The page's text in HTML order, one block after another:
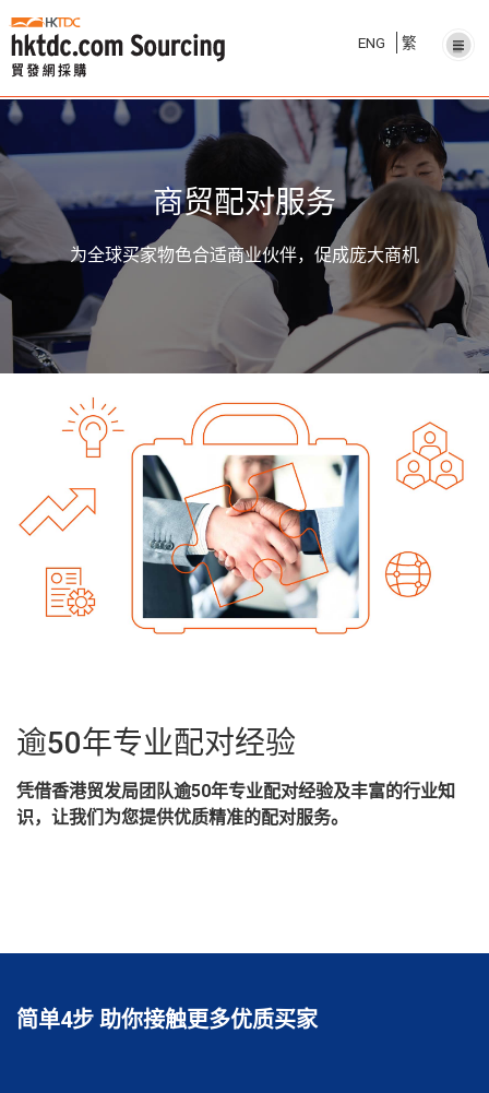
ENG 繁
商贸配对服务
为全球买家物色合适商业伙伴，促成庞大商机
逾50年专业配对经验
凭借香港贸发局团队逾50年专业配对经验及丰富的行业知
识，让我们为您提供优质精准的配对服务。
简单4步 助你接触更多优质买家